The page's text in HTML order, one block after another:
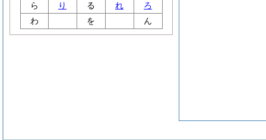
ら
り る れ
ろ
わ
を ん